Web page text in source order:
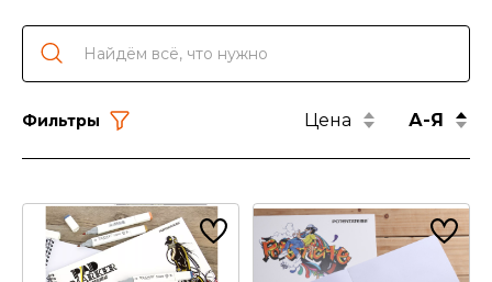
Фильтры Цена А-Я